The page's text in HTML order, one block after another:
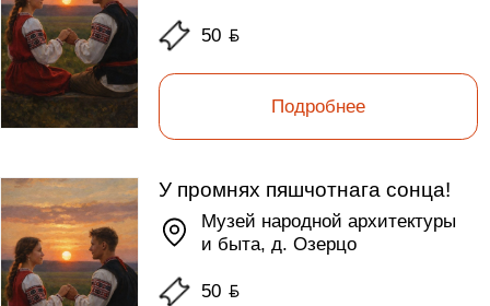
50ƃ
Подробнее
У промнях пяшчотнага сонца!
Музей народной архитектуры
и быта, д. Озерцо
50ƃ